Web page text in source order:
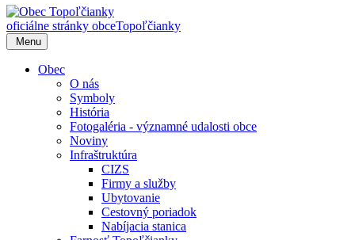
oficiálne stránky obceTopoľčianky
Menu
Obec
O nás
Symboly
História
Fotogaléria - významné udalosti obce
Noviny
Infraštruktúra
CIZS
Firmy a služby
Ubytovanie
Cestovný poriadok
Nabíjacia stanica